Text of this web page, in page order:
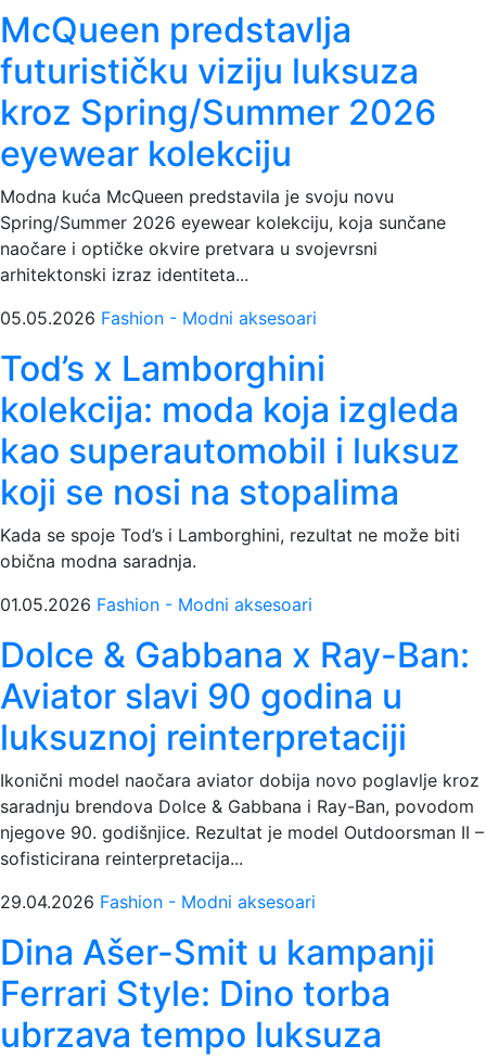
McQueen predstavlja
futurističku viziju luksuza
kroz Spring/Summer 2026
eyewear kolekciju
Modna kuća McQueen predstavila je svoju novu
Spring/Summer 2026 eyewear kolekciju, koja sunčane
naočare i optičke okvire pretvara u svojevrsni
arhitektonski izraz identiteta...
05.05.2026 Fashion - Modni aksesoari
Tod’s x Lamborghini
kolekcija: moda koja izgleda
kao superautomobil i luksuz
koji se nosi na stopalima
Kada se spoje Tod’s i Lamborghini, rezultat ne može biti
obična modna saradnja.
01.05.2026 Fashion - Modni aksesoari
Dolce & Gabbana x Ray-Ban:
Aviator slavi 90 godina u
luksuznoj reinterpretaciji
Ikonični model naočara aviator dobija novo poglavlje kroz
saradnju brendova Dolce & Gabbana i Ray-Ban, povodom
njegove 90. godišnjice. Rezultat je model Outdoorsman II –
sofisticirana reinterpretacija...
29.04.2026 Fashion - Modni aksesoari
Dina Ašer-Smit u kampanji
Ferrari Style: Dino torba
ubrzava tempo luksuza